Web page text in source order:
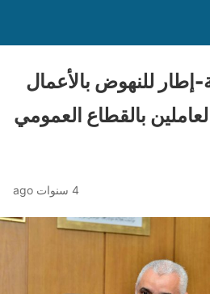
إطار للنهوض بالأعمال
بالقطاع العمومي
4 سنوات ago